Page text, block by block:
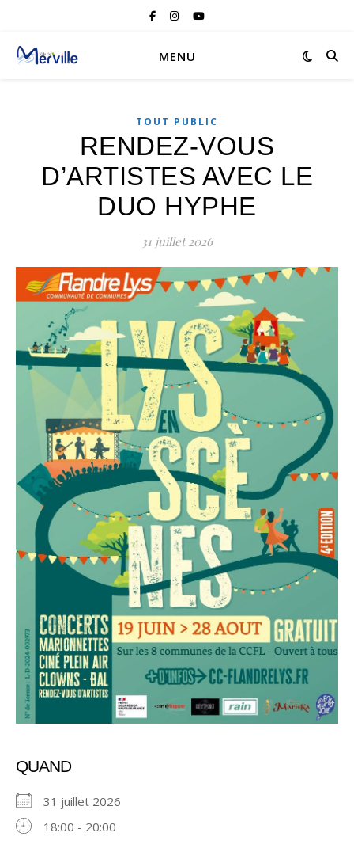
MENU
TOUT PUBLIC
RENDEZ-VOUS
D’ARTISTES AVEC LE
DUO HYPHE
31 juillet 2026
QUAND
31 juillet 2026
18:00 - 20:00